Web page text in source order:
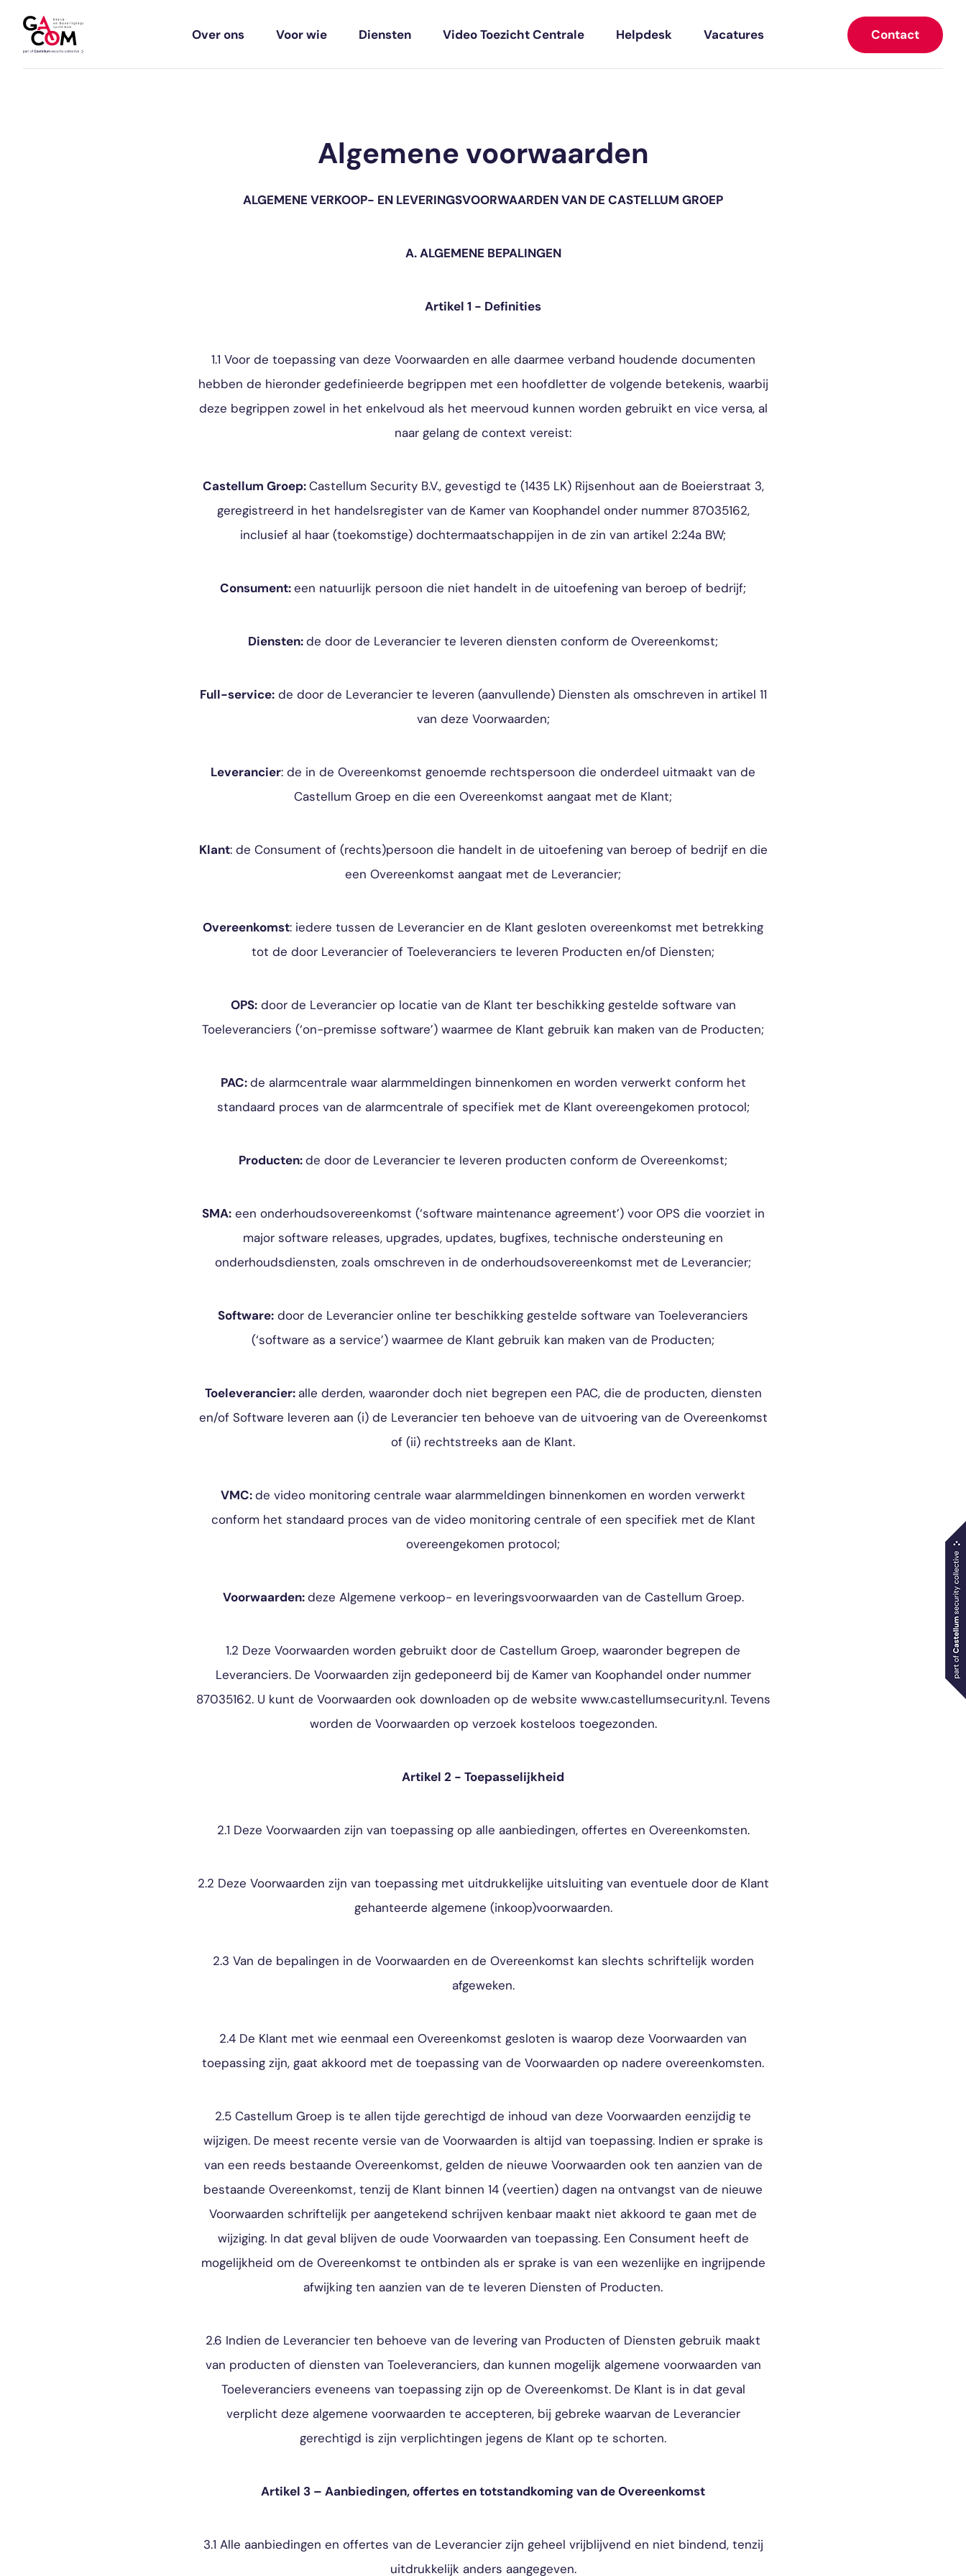
Over ons Voor wie Diensten Video Toezicht Centrale Helpdesk Vacatures Contact
Algemene voorwaarden
ALGEMENE VERKOOP- EN LEVERINGSVOORWAARDEN VAN DE CASTELLUM GROEP
A. ALGEMENE BEPALINGEN
Artikel 1 - Definities
1.1 Voor de toepassing van deze Voorwaarden en alle daarmee verband houdende documenten
hebben de hieronder gedefinieerde begrippen met een hoofdletter de volgende betekenis, waarbij
deze begrippen zowel in het enkelvoud als het meervoud kunnen worden gebruikt en vice versa, al
naar gelang de context vereist:
Castellum Groep:Castellum Security B.V., gevestigd te (1435 LK) Rijsenhout aan de Boeierstraat 3,
geregistreerd in het handelsregister van de Kamer van Koophandel onder nummer 87035162,
inclusief al haar (toekomstige) dochtermaatschappijen in de zin van artikel 2:24a BW;
Consument:een natuurlijk persoon die niet handelt in de uitoefening van beroep of bedrijf;
Diensten:de door de Leverancier te leveren diensten conform de Overeenkomst;
Full-service:de door de Leverancier te leveren (aanvullende) Diensten als omschreven in artikel 11
van deze Voorwaarden;
Leverancier: de in de Overeenkomst genoemde rechtspersoon die onderdeel uitmaakt van de
Castellum Groep en die een Overeenkomst aangaat met de Klant;
Klant: de Consument of (rechts)persoon die handelt in de uitoefening van beroep of bedrijf en die
een Overeenkomst aangaat met de Leverancier;
Overeenkomst: iedere tussen de Leverancier en de Klant gesloten overeenkomst met betrekking
tot de door Leverancier of Toeleveranciers te leveren Producten en/of Diensten;
OPS:door de Leverancier op locatie van de Klant ter beschikking gestelde software van
Toeleveranciers (‘on-premisse software’) waarmee de Klant gebruik kan maken van de Producten;
PAC:de alarmcentrale waar alarmmeldingen binnenkomen en worden verwerkt conform het
standaard proces van de alarmcentrale of specifiek met de Klant overeengekomen protocol;
Producten:de door de Leverancier te leveren producten conform de Overeenkomst;
SMA:een onderhoudsovereenkomst (‘software maintenance agreement’) voor OPS die voorziet in
major software releases, upgrades, updates, bugfixes, technische ondersteuning en
onderhoudsdiensten, zoals omschreven in de onderhoudsovereenkomst met de Leverancier;
Software: door de Leverancier online ter beschikking gestelde software van Toeleveranciers
(‘software as a service’) waarmee de Klant gebruik kan maken van de Producten;
Toeleverancier:alle derden, waaronder doch niet begrepen een PAC, die de producten, diensten
en/of Software leveren aan (i) de Leverancier ten behoeve van de uitvoering van de Overeenkomst
of (ii) rechtstreeks aan de Klant.
VMC:de video monitoring centrale waar alarmmeldingen binnenkomen en worden verwerkt
conform het standaard proces van de video monitoring centrale of een specifiek met de Klant
overeengekomen protocol;
Voorwaarden:deze Algemene verkoop- en leveringsvoorwaarden van de Castellum Groep.
1.2 Deze Voorwaarden worden gebruikt door de Castellum Groep, waaronder begrepen de
Leveranciers. De Voorwaarden zijn gedeponeerd bij de Kamer van Koophandel onder nummer
87035162. U kunt de Voorwaarden ook downloaden op de website www.castellumsecurity.nl. Tevens
worden de Voorwaarden op verzoek kosteloos toegezonden.
Artikel 2 - Toepasselijkheid
2.1 Deze Voorwaarden zijn van toepassing op alle aanbiedingen, offertes en Overeenkomsten.
2.2 Deze Voorwaarden zijn van toepassing met uitdrukkelijke uitsluiting van eventuele door de Klant
gehanteerde algemene (inkoop)voorwaarden.
2.3 Van de bepalingen in de Voorwaarden en de Overeenkomst kan slechts schriftelijk worden
afgeweken.
2.4 De Klant met wie eenmaal een Overeenkomst gesloten is waarop deze Voorwaarden van
toepassing zijn, gaat akkoord met de toepassing van de Voorwaarden op nadere overeenkomsten.
2.5 Castellum Groep is te allen tijde gerechtigd de inhoud van deze Voorwaarden eenzijdig te
wijzigen. De meest recente versie van de Voorwaarden is altijd van toepassing. Indien er sprake is
van een reeds bestaande Overeenkomst, gelden de nieuwe Voorwaarden ook ten aanzien van de
bestaande Overeenkomst, tenzij de Klant binnen 14 (veertien) dagen na ontvangst van de nieuwe
Voorwaarden schriftelijk per aangetekend schrijven kenbaar maakt niet akkoord te gaan met de
wijziging. In dat geval blijven de oude Voorwaarden van toepassing. Een Consument heeft de
mogelijkheid om de Overeenkomst te ontbinden als er sprake is van een wezenlijke en ingrijpende
afwijking ten aanzien van de te leveren Diensten of Producten.
2.6 Indien de Leverancier ten behoeve van de levering van Producten of Diensten gebruik maakt
van producten of diensten van Toeleveranciers, dan kunnen mogelijk algemene voorwaarden van
Toeleveranciers eveneens van toepassing zijn op de Overeenkomst. De Klant is in dat geval
verplicht deze algemene voorwaarden te accepteren, bij gebreke waarvan de Leverancier
gerechtigd is zijn verplichtingen jegens de Klant op te schorten.
Artikel 3 – Aanbiedingen, offertes en totstandkoming van de Overeenkomst
3.1 Alle aanbiedingen en offertes van de Leverancier zijn geheel vrijblijvend en niet bindend, tenzij
uitdrukkelijk anders aangegeven.